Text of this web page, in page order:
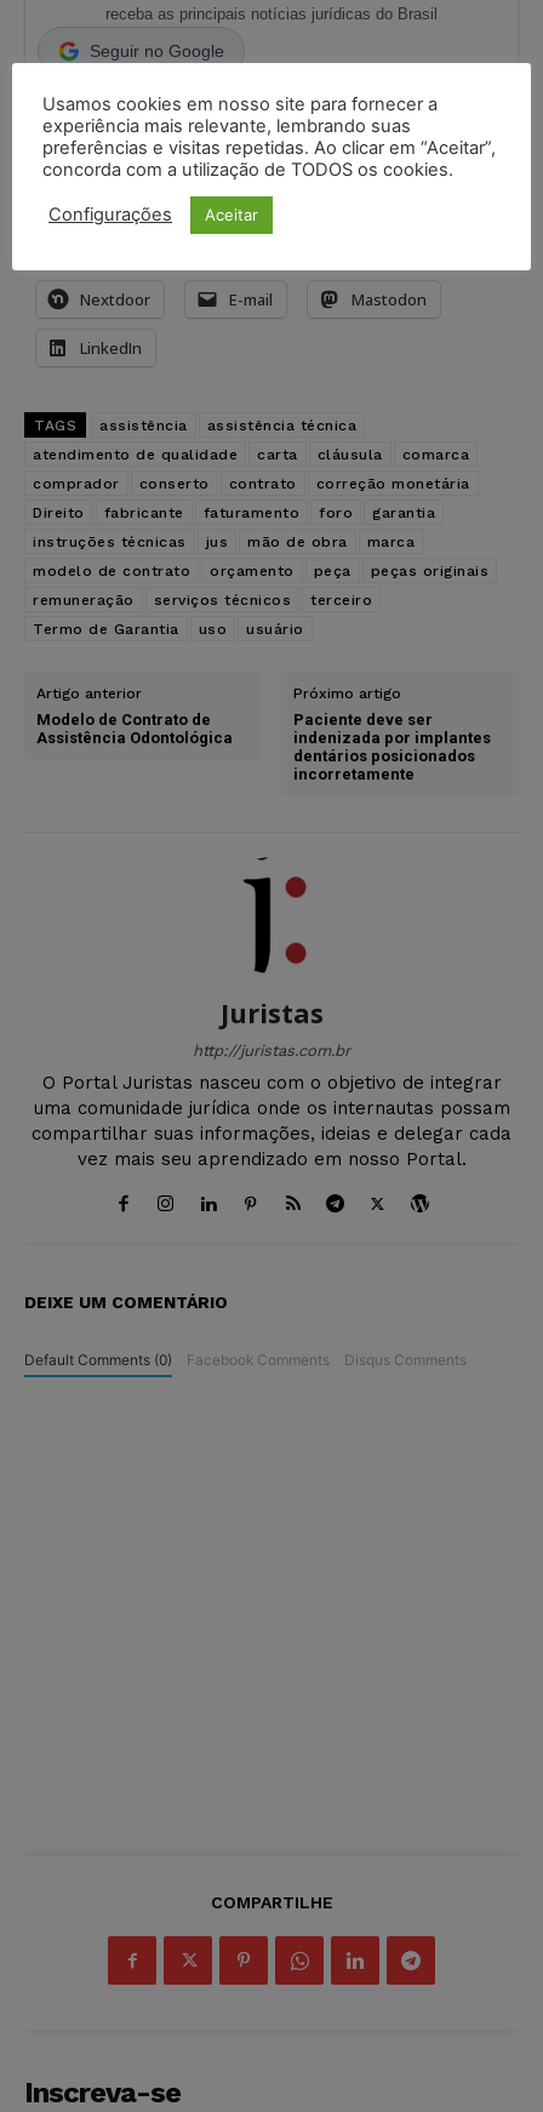
receba as principais notícias jurídicas do Brasil
Seguir no Google
Compartilhe isso:
X Imprimir WhatsApp
Threads Facebook
Nextdoor E-mail Mastodon
LinkedIn
TAGS assistência
assistência técnica
atendimento de qualidade
carta cláusula
comarca
comprador
conserto contrato
correção monetária
Direito
fabricante faturamento foro
garantia
instruções técnicas
jus mão de obra
marca
modelo de contrato
orçamento peça
peças originais
remuneração
serviços técnicos
terceiro
Termo de Garantia
uso usuário
Artigo anterior
Modelo de Contrato de
Assistência Odontológica
Próximo artigo
Paciente deve ser
indenizada por implantes
dentários posicionados
incorretamente
Juristas
http://juristas.com.br
O Portal Juristas nasceu com o objetivo de integrar
uma comunidade jurídica onde os internautas possam
compartilhar suas informações, ideias e delegar cada
vez mais seu aprendizado em nosso Portal.
DEIXE UM COMENTÁRIO
Default Comments (0) Facebook Comments Disqus Comments
COMPARTILHE
Inscreva-se
Usamos cookies em nosso site para fornecer a
experiência mais relevante, lembrando suas
preferências e visitas repetidas. Ao clicar em “Aceitar”,
concorda com a utilização de TODOS os cookies.
Configurações Aceitar